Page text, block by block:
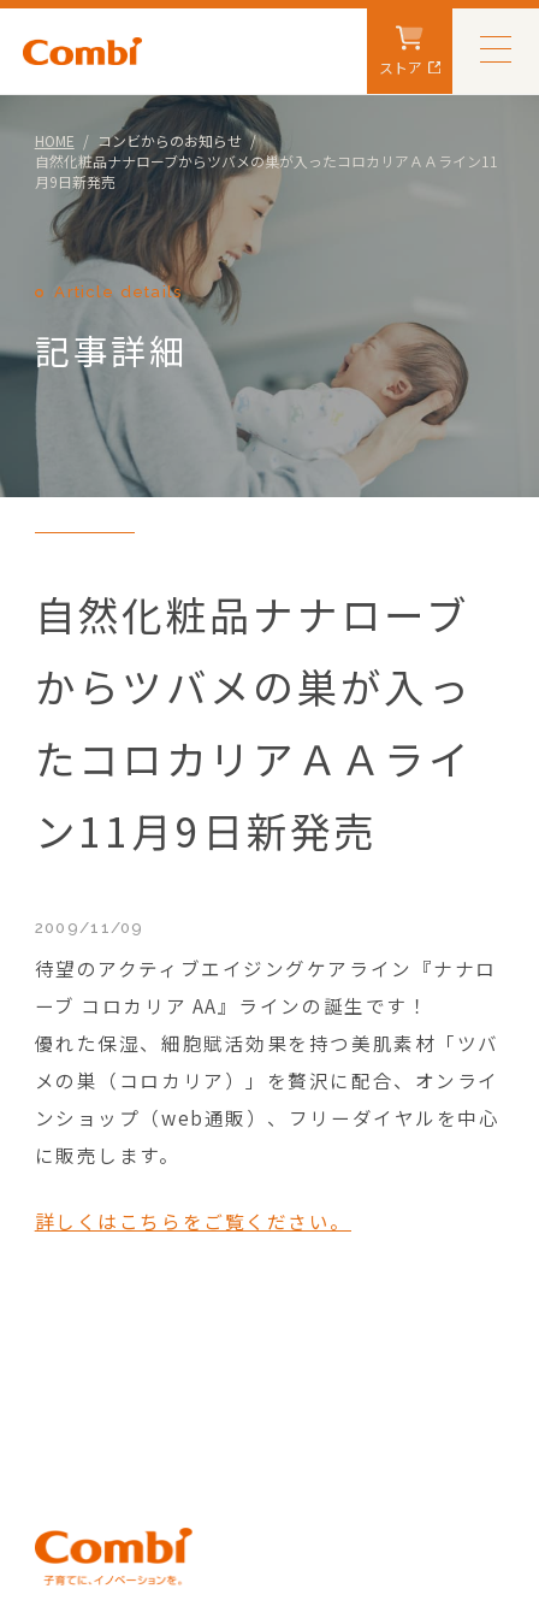
ストア
HOME
コンビからのお知らせ
自然化粧品ナナローブからツバメの巣が入ったコロカリアＡＡライン11
月9日新発売
Article details
記事詳細
自然化粧品ナナローブ
からツバメの巣が入っ
たコロカリアＡＡライ
ン11月9日新発売
2009/11/09
待望のアクティブエイジングケアライン『ナナロ
ーブ コロカリア AA』ラインの誕生です！
優れた保湿、細胞賦活効果を持つ美肌素材「ツバ
メの巣（コロカリア）」を贅沢に配合、オンライ
ンショップ（web通販）、フリーダイヤルを中心
に販売します。
詳しくはこちらをご覧ください。